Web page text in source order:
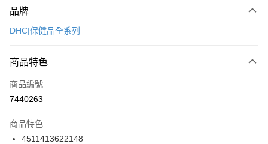
信用卡一次付款
LINE Pay
Apple Pay
悠遊付
品牌
DHC|保健品全系列
商品特色
商品編號
7440263
商品特色
4511413622148